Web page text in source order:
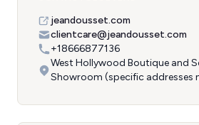
jeandousset.com
clientcare@jeandousset.com
+18666877136
West Hollywood Boutique and
Showroom (specific addresses